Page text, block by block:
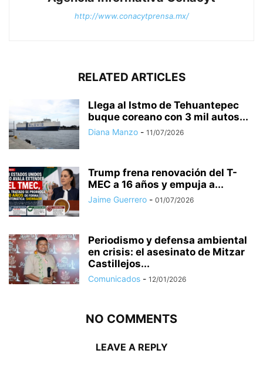
http://www.conacytprensa.mx/
RELATED ARTICLES
Llega al Istmo de Tehuantepec
buque coreano con 3 mil autos...
Diana Manzo - 11/07/2026
Trump frena renovación del T-
MEC a 16 años y empuja a...
Jaime Guerrero - 01/07/2026
Periodismo y defensa ambiental
en crisis: el asesinato de Mitzar
Castillejos...
Comunicados - 12/01/2026
NO COMMENTS
LEAVE A REPLY